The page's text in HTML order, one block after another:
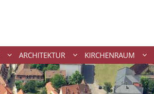
ARCHITEKTUR KIRCHENRAUM